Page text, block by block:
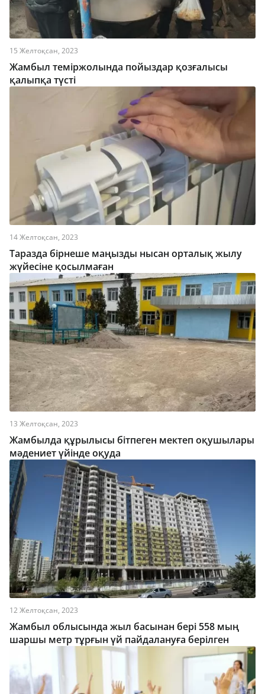
15 Желтоқсан, 2023
Жамбыл теміржолында пойыздар қозғалысы
қалыпқа түсті
14 Желтоқсан, 2023
Таразда бірнеше маңызды нысан орталық жылу
жүйесіне қосылмаған
13 Желтоқсан, 2023
Жамбылда құрылысы бітпеген мектеп оқушылары
мәдениет үйінде оқуда
12 Желтоқсан, 2023
Жамбыл облысында жыл басынан бері 558 мың
шаршы метр тұрғын үй пайдалануға берілген